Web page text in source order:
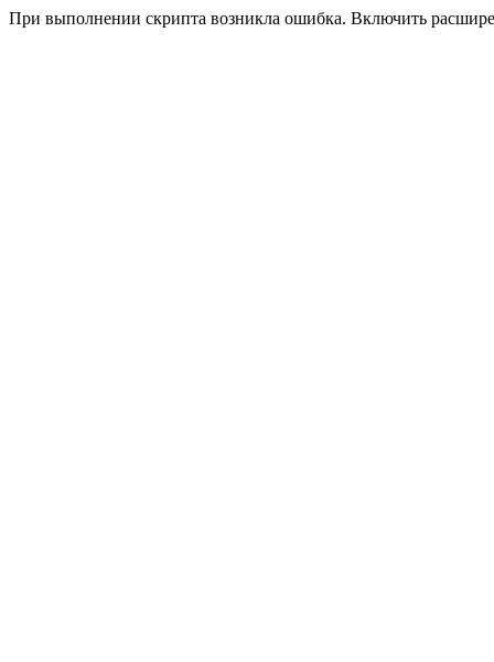
При выполнении скрипта возникла ошибка. Включить